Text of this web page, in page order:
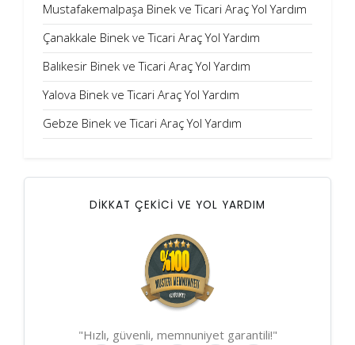
Mustafakemalpaşa Binek ve Ticari Araç Yol Yardım
Çanakkale Binek ve Ticari Araç Yol Yardım
Balıkesir Binek ve Ticari Araç Yol Yardım
Yalova Binek ve Ticari Araç Yol Yardım
Gebze Binek ve Ticari Araç Yol Yardım
DİKKAT ÇEKİCİ VE YOL YARDIM
"Hızlı, güvenli, memnuniyet garantili!"